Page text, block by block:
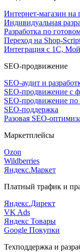
Интернет-магазин на
Индивидуальная
Разработка по
Переход на Shop-
Интеграция с 1С,
SEO-продвижение
SEO-аудит и
SEO-продвижение с
SEO-продвижение
SEO-поддержка
Разовая SEO-
Маркетплейсы
Ozon
Wildberries
Яндекс.Маркет
Платный трафик и
Яндекс.Директ
VK Ads
Яндекс Товары
Google Покупки
Техподдержка и